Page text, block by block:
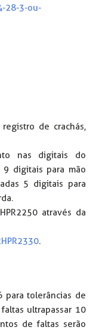
28-3-ou-
de crachás,
nas digitais do
9 digitais para mão
5 digitais para
através da
.
para tolerâncias de
ultrapassar 10
de faltas serão